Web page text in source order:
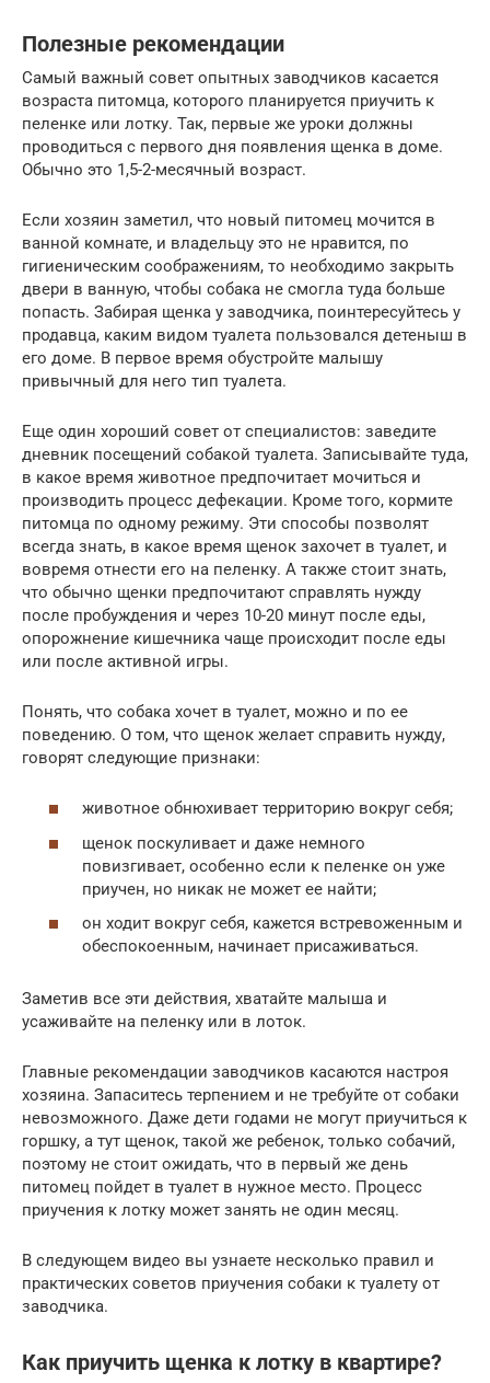
Полезные рекомендации
Самый важный совет опытных заводчиков касается
возраста питомца, которого планируется приучить к
пеленке или лотку. Так, первые же уроки должны
проводиться с первого дня появления щенка в доме.
Обычно это 1,5-2-месячный возраст.
Если хозяин заметил, что новый питомец мочится в
ванной комнате, и владельцу это не нравится, по
гигиеническим соображениям, то необходимо закрыть
двери в ванную, чтобы собака не смогла туда больше
попасть. Забирая щенка у заводчика, поинтересуйтесь у
продавца, каким видом туалета пользовался детеныш в
его доме. В первое время обустройте малышу
привычный для него тип туалета.
Еще один хороший совет от специалистов: заведите
дневник посещений собакой туалета. Записывайте туда,
в какое время животное предпочитает мочиться и
производить процесс дефекации. Кроме того, кормите
питомца по одному режиму. Эти способы позволят
всегда знать, в какое время щенок захочет в туалет, и
вовремя отнести его на пеленку. А также стоит знать,
что обычно щенки предпочитают справлять нужду
после пробуждения и через 10-20 минут после еды,
опорожнение кишечника чаще происходит после еды
или после активной игры.
Понять, что собака хочет в туалет, можно и по ее
поведению. О том, что щенок желает справить нужду,
говорят следующие признаки:
животное обнюхивает территорию вокруг себя;
щенок поскуливает и даже немного
повизгивает, особенно если к пеленке он уже
приучен, но никак не может ее найти;
он ходит вокруг себя, кажется встревоженным и
обеспокоенным, начинает присаживаться.
Заметив все эти действия, хватайте малыша и
усаживайте на пеленку или в лоток.
Главные рекомендации заводчиков касаются настроя
хозяина. Запаситесь терпением и не требуйте от собаки
невозможного. Даже дети годами не могут приучиться к
горшку, а тут щенок, такой же ребенок, только собачий,
поэтому не стоит ожидать, что в первый же день
питомец пойдет в туалет в нужное место. Процесс
приучения к лотку может занять не один месяц.
В следующем видео вы узнаете несколько правил и
практических советов приучения собаки к туалету от
заводчика.
Как приучить щенка к лотку в квартире?